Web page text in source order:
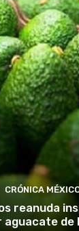
CRÓNICA
reanuda
de